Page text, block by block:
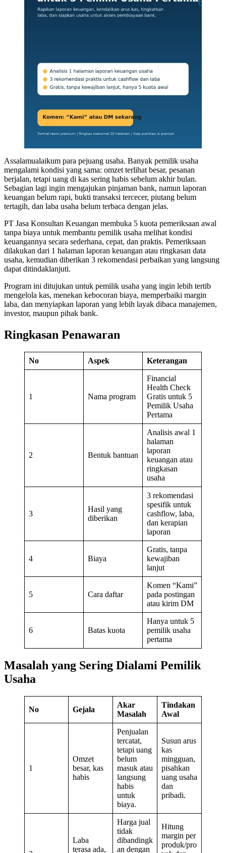
Assalamualaikum para pejuang usaha. Banyak pemilik usaha
mengalami kondisi yang sama: omzet terlihat besar, pesanan
berjalan, tetapi uang di kas sering habis sebelum akhir bulan.
Sebagian lagi ingin mengajukan pinjaman bank, namun laporan
keuangan belum rapi, bukti transaksi tercecer, piutang belum
tertagih, dan laba usaha belum terbaca dengan jelas.
PT Jasa Konsultan Keuangan membuka 5 kuota pemeriksaan awal
tanpa biaya untuk membantu pemilik usaha melihat kondisi
keuangannya secara sederhana, cepat, dan praktis. Pemeriksaan
dilakukan dari 1 halaman laporan keuangan atau ringkasan data
usaha, kemudian diberikan 3 rekomendasi perbaikan yang langsung
dapat ditindaklanjuti.
Program ini ditujukan untuk pemilik usaha yang ingin lebih tertib
mengelola kas, menekan kebocoran biaya, memperbaiki margin
laba, dan menyiapkan laporan yang lebih layak dibaca manajemen,
investor, maupun pihak bank.
Ringkasan Penawaran
No Aspek Keterangan
1 Nama program
Financial
Health Check
Gratis untuk 5
Pemilik Usaha
Pertama
2 Bentuk bantuan
Analisis awal 1
halaman
laporan
keuangan atau
ringkasan
usaha
3
Hasil yang
diberikan
3 rekomendasi
spesifik untuk
cashflow, laba,
dan kerapian
laporan
4 Biaya
Gratis, tanpa
kewajiban
lanjut
5 Cara daftar
Komen “Kami”
pada postingan
atau kirim DM
6 Batas kuota
Hanya untuk 5
pemilik usaha
pertama
Masalah yang Sering Dialami Pemilik
Usaha
No Gejala
Akar
Masalah
Tindakan
Awal
1
Omzet
besar, kas
habis
Penjualan
tercatat,
tetapi uang
belum
masuk atau
langsung
habis
untuk
biaya.
Susun arus
kas
mingguan,
pisahkan
uang usaha
dan
pribadi.
Laba
terasa ada,
Harga jual
tidak
dibandingk
an dengan
Hitung
margin per
produk/pro